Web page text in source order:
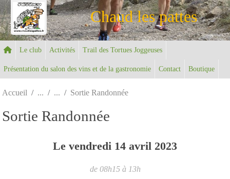
Chaud les pattes
Le club Activités Trail des Tortues Joggeuses
Présentation du salon des vins et de la gastronomie Contact Boutique
Accueil Sortie Randonnée
Sortie Randonnée
Le vendredi 14 avril 2023
de 08h15 à 13h
Panneau de gestion des cookies